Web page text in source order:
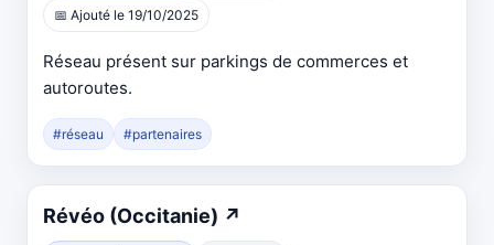
📅 Ajouté le 19/10/2025
Réseau présent sur parkings de commerces et
autoroutes.
#réseau #partenaires
Révéo (Occitanie) ↗